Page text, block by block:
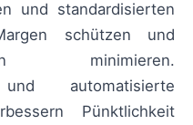
und standardisierten
schützen und
minimieren.
und automatisierte
Pünktlichkeit